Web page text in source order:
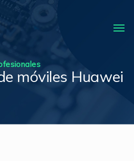
móviles Huawei